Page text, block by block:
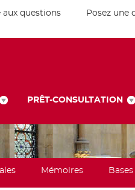
aux questions Posez une
PRÊT-CONSULTATION
Mémoires